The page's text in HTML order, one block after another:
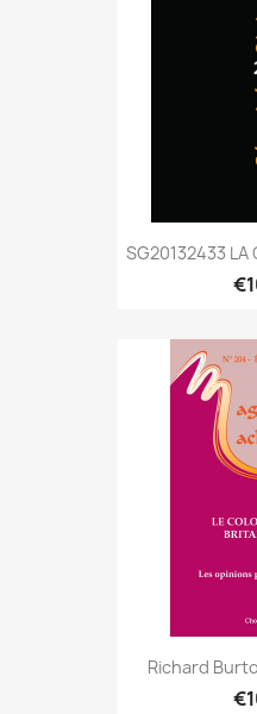
SG20132433 LA
Richard